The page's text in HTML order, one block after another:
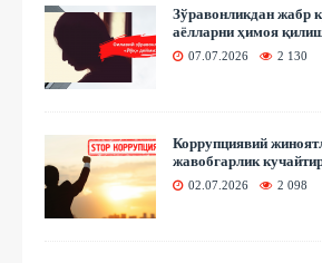
Зўравонликдан жабр
аёлларни ҳимоя
07.07.2026 2 130
Коррупциявий
жавобгарлик
02.07.2026 2 098